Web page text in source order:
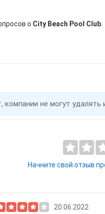
о City Beach Pool Club
не могут
Начните свой отзыв
20.06.2022